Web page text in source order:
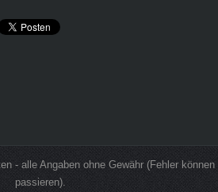
- alle Angaben ohne Gewähr (Fehler können
passieren).